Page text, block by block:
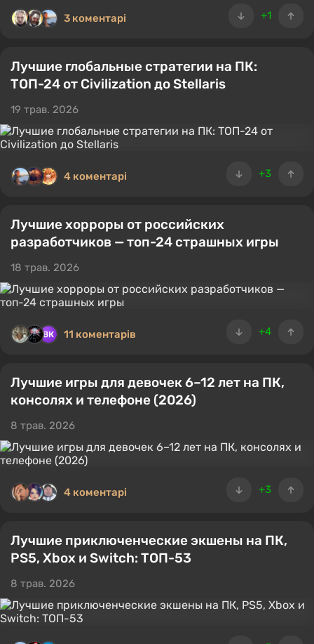
+1
3 коментарі
Лучшие глобальные стратегии на ПК:
ТОП-24 от Civilization до Stellaris
19 трав. 2026
+3
4 коментарі
Лучшие хорроры от российских
разработчиков — топ-24 страшных игры
18 трав. 2026
+4
11 коментарів
Лучшие игры для девочек 6–12 лет на ПК,
консолях и телефоне (2026)
8 трав. 2026
+3
4 коментарі
Лучшие приключенческие экшены на ПК,
PS5, Xbox и Switch: ТОП-53
8 трав. 2026